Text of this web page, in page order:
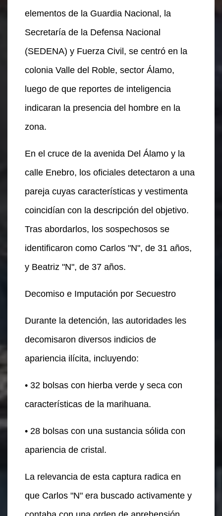
elementos de la Guardia Nacional, la
Secretaría de la Defensa Nacional
(SEDENA) y Fuerza Civil, se centró en la
colonia Valle del Roble, sector Álamo,
luego de que reportes de inteligencia
indicaran la presencia del hombre en la
zona.
En el cruce de la avenida Del Álamo y la
calle Enebro, los oficiales detectaron a una
pareja cuyas características y vestimenta
coincidían con la descripción del objetivo.
Tras abordarlos, los sospechosos se
identificaron como Carlos "N", de 31 años,
y Beatriz "N", de 37 años.
Decomiso e Imputación por Secuestro
Durante la detención, las autoridades les
decomisaron diversos indicios de
apariencia ilícita, incluyendo:
• 32 bolsas con hierba verde y seca con
características de la marihuana.
• 28 bolsas con una sustancia sólida con
apariencia de cristal.
La relevancia de esta captura radica en
que Carlos "N" era buscado activamente y